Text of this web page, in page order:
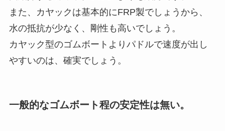
また、カヤックは基本的にFRP製でしょうから、
水の抵抗が少なく、剛性も高いでしょう。
カヤック型のゴムボートよりパドルで速度が出し
やすいのは、確実でしょう。
一般的なゴムボート程の安定性は無い。